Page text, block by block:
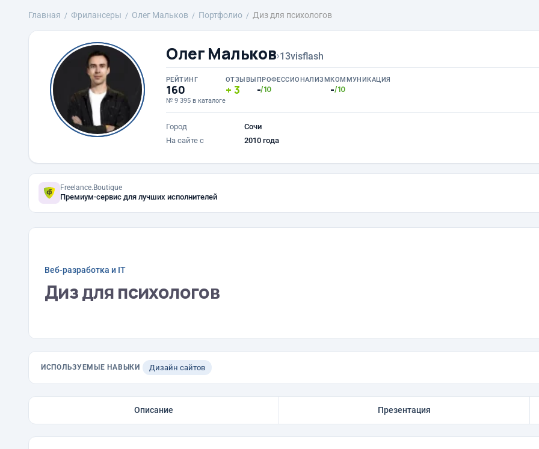
Главная Фрилансеры Олег Мальков Портфолио Диз для психологов
Олег Мальков›13visflash
РЕЙТИНГ
160
№ 9 395 в каталоге
ОТЗЫВЫ
3
ПРОФЕССИОНАЛИЗМ
-/10
КОММУНИКАЦИЯ
-/10
Город
Сочи
На сайте с
2010 года
Freelance.Boutique
Премиум-сервис для лучших исполнителей
Веб-разработка и IT
Диз для психологов
ИСПОЛЬЗУЕМЫЕ НАВЫКИ Дизайн сайтов
Описание Презентация